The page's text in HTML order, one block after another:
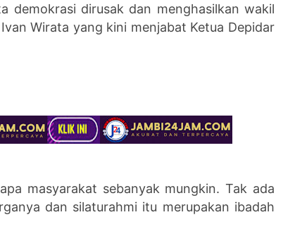
demokrasi dirusak dan menghasilkan wakil
Wirata yang kini menjabat Ketua Depidar
masyarakat sebanyak mungkin. Tak ada
dan silaturahmi itu merupakan ibadah